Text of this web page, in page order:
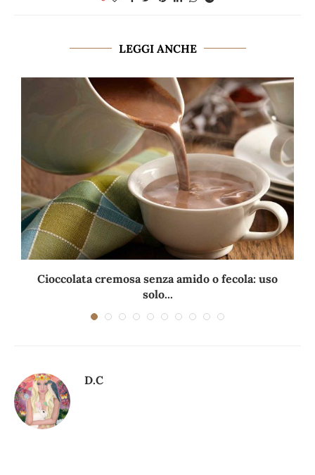
LEGGI ANCHE
Cioccolata cremosa senza amido o fecola: uso
solo...
D.C